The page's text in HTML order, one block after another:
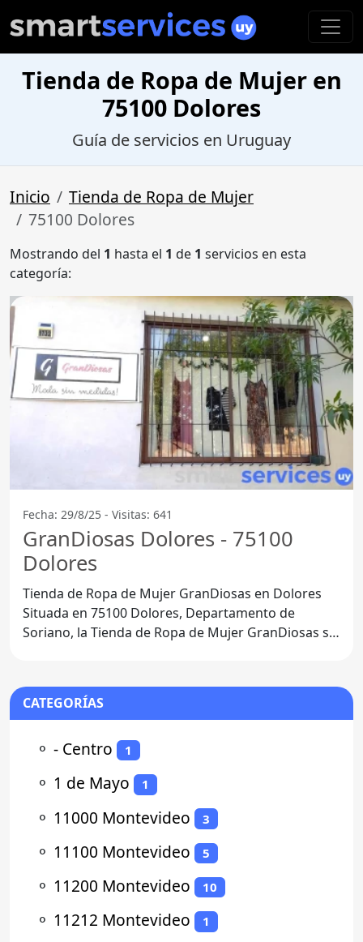
Tienda de Ropa de Mujer en
75100 Dolores
Guía de servicios en Uruguay
Inicio
Tienda de Ropa de Mujer
75100 Dolores
Mostrando del 1 hasta el 1 de 1 servicios en esta
categoría:
Fecha: 29/8/25 - Visitas: 641
GranDiosas Dolores - 75100
Dolores
Tienda de Ropa de Mujer GranDiosas en Dolores
Situada en 75100 Dolores, Departamento de
Soriano, la Tienda de Ropa de Mujer GranDiosas se
CATEGORÍAS
⚬ - Centro 1
⚬ 1 de Mayo 1
⚬ 11000 Montevideo 3
⚬ 11100 Montevideo 5
⚬ 11200 Montevideo 10
⚬ 11212 Montevideo 1